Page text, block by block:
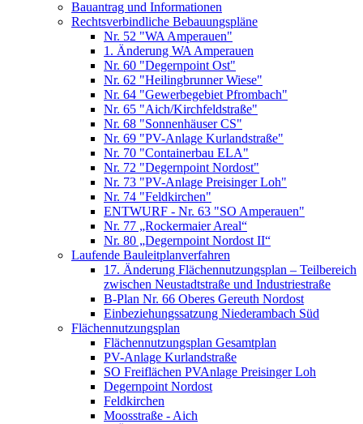
Bauantrag und Informationen
Rechtsverbindliche Bebauungspläne
Nr. 52 "WA Amperauen"
1. Änderung WA Amperauen
Nr. 60 "Degernpoint Ost"
Nr. 62 "Heilingbrunner Wiese"
Nr. 64 "Gewerbegebiet Pfrombach"
Nr. 65 "Aich/Kirchfeldstraße"
Nr. 68 "Sonnenhäuser CS"
Nr. 69 "PV-Anlage Kurlandstraße"
Nr. 70 "Containerbau ELA"
Nr. 72 "Degernpoint Nordost"
Nr. 73 "PV-Anlage Preisinger Loh"
Nr. 74 "Feldkirchen"
ENTWURF - Nr. 63 "SO Amperauen"
Nr. 77 „Rockermaier Areal“
Nr. 80 „Degernpoint Nordost II“
Laufende Bauleitplanverfahren
17. Änderung Flächennutzungsplan – Teilbereich
zwischen Neustadtstraße und Industriestraße
B-Plan Nr. 66 Oberes Gereuth Nordost
Einbeziehungssatzung Niederambach Süd
Flächennutzungsplan
Flächennutzungsplan Gesamtplan
PV-Anlage Kurlandstraße
SO Freiflächen PV­Anlage Preisinger Loh
Degernpoint Nordost
Feldkirchen
Moosstraße - Aich